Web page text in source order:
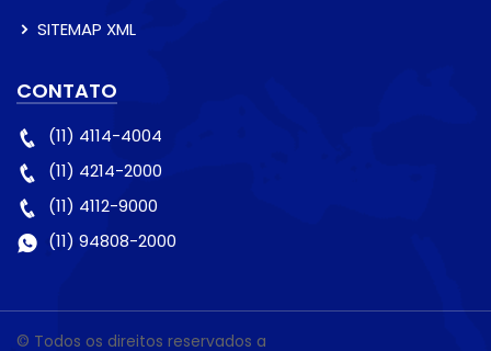
SITEMAP XML
CONTATO
(11) 4114-4004
(11) 4214-2000
(11) 4112-9000
(11) 94808-2000
© Todos os direitos reservados a